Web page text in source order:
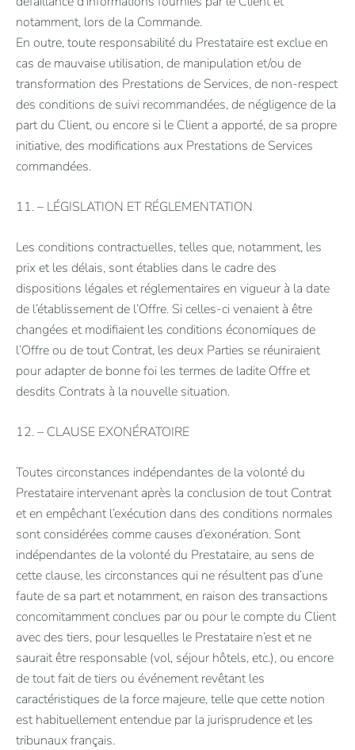
notamment, lors de la Commande.
En outre, toute responsabilité du Prestataire est exclue en
cas de mauvaise utilisation, de manipulation et/ou de
transformation des Prestations de Services, de non-respect
des conditions de suivi recommandées, de négligence de la
part du Client, ou encore si le Client a apporté, de sa propre
initiative, des modifications aux Prestations de Services
commandées.
11. – LÉGISLATION ET RÉGLEMENTATION
Les conditions contractuelles, telles que, notamment, les
prix et les délais, sont établies dans le cadre des
dispositions légales et réglementaires en vigueur à la date
de l’établissement de l’Offre. Si celles-ci venaient à être
changées et modifiaient les conditions économiques de
l’Offre ou de tout Contrat, les deux Parties se réuniraient
pour adapter de bonne foi les termes de ladite Offre et
desdits Contrats à la nouvelle situation.
12. – CLAUSE EXONÉRATOIRE
Toutes circonstances indépendantes de la volonté du
Prestataire intervenant après la conclusion de tout Contrat
et en empêchant l’exécution dans des conditions normales
sont considérées comme causes d’exonération. Sont
indépendantes de la volonté du Prestataire, au sens de
cette clause, les circonstances qui ne résultent pas d’une
faute de sa part et notamment, en raison des transactions
concomitamment conclues par ou pour le compte du Client
avec des tiers, pour lesquelles le Prestataire n’est et ne
saurait être responsable (vol, séjour hôtels, etc.), ou encore
de tout fait de tiers ou événement revêtant les
caractéristiques de la force majeure, telle que cette notion
est habituellement entendue par la jurisprudence et les
tribunaux français.